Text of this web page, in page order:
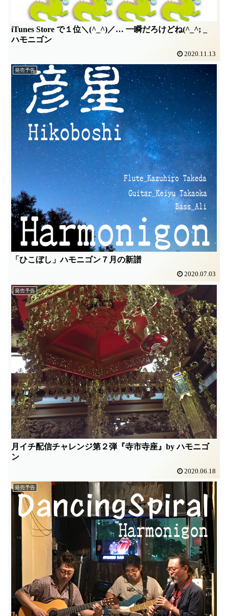
iTunes Store で１位＼(^_^)／… 一瞬だろけどね(^_^; _
ハモニゴン
2020.11.13
発売予告
「ひこぼし」ハモニゴン７月の新譜
2020.07.03
発売予告
月イチ配信チャレンジ第２弾『寺市寺座』by ハモニゴ
ン
2020.06.18
発売予告